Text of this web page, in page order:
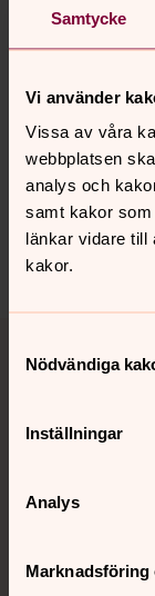
Samtycke
Vi använder
Vissa av våra
webbplatsen
analys och
samt kakor
länkar vidare till
kakor.
Nödvändiga
Inställningar
Analys
Marknadsföring
detta.
Senast ändrad 11
innehåll?
Kontakt